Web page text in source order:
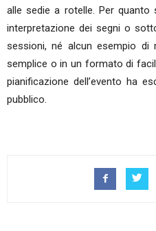
alle sedie a rotelle. Per
interpretazione dei segni o
sessioni, né alcun esempio di
semplice o in un formato di
pianificazione dell’evento ha
pubblico.